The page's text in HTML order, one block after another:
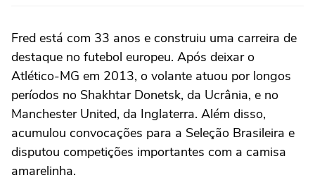
Fred está com 33 anos e construiu uma carreira de
destaque no futebol europeu. Após deixar o
Atlético-MG em 2013, o volante atuou por longos
períodos no Shakhtar Donetsk, da Ucrânia, e no
Manchester United, da Inglaterra. Além disso,
acumulou convocações para a Seleção Brasileira e
disputou competições importantes com a camisa
amarelinha.